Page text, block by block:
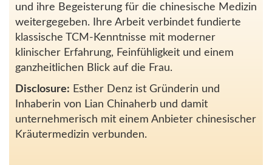
und ihre Begeisterung für die chinesische Medizin
weitergegeben. Ihre Arbeit verbindet fundierte
klassische TCM-Kenntnisse mit moderner
klinischer Erfahrung, Feinfühligkeit und einem
ganzheitlichen Blick auf die Frau.
Disclosure: Esther Denz ist Gründerin und
Inhaberin von Lian Chinaherb und damit
unternehmerisch mit einem Anbieter chinesischer
Kräutermedizin verbunden.